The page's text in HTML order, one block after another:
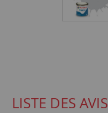
LISTE DES AVIS